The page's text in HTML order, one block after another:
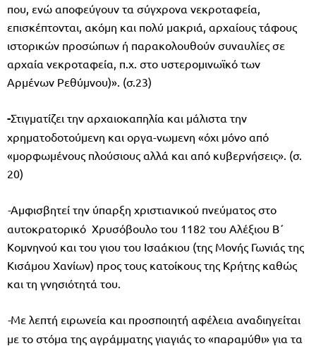
που, ενώ αποφεύγουν τα σύγχρονα νεκροταφεία,
επισκέπτονται, ακόμη και πολύ μακριά, αρχαίους τάφους
ιστορικών προσώπων ή παρακολουθούν συναυλίες σε
αρχαία νεκροταφεία, π.χ. στο υστερομινωϊκό των
Αρμένων Ρεθύμνου)». (σ.23)
-Στιγματίζει την αρχαιοκαπηλία και μάλιστα την
χρηματοδοτούμενη και οργα-νωμενη «όχι μόνο από
«μορφωμένους πλούσιους αλλά και από κυβερνήσεις». (σ.
20)
-Αμφισβητεί την ύπαρξη χριστιανικού πνεύματος στο
αυτοκρατορικό Χρυσόβουλο του 1182 του Αλέξιου Β΄
Κομνηνού και του γιου του Ισαάκιου (της Μονής Γωνιάς της
Κισάμου Χανίων) προς τους κατοίκους της Κρήτης καθώς
και τη γνησιότητά του.
-Με λεπτή ειρωνεία και προσποιητή αφέλεια αναδιηγείται
με το στόμα της αγράμματης γιαγιάς το «παραμύθι» για τα